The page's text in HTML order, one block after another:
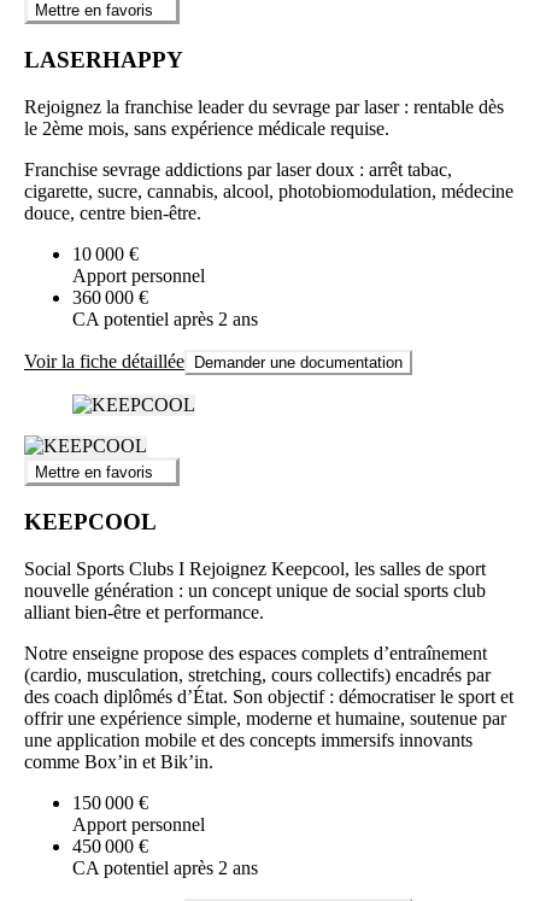
Mettre en favoris
LASERHAPPY
Rejoignez la franchise leader du sevrage par laser : rentable dès
le 2ème mois, sans expérience médicale requise.
Franchise sevrage addictions par laser doux : arrêt tabac,
cigarette, sucre, cannabis, alcool, photobiomodulation, médecine
douce, centre bien-être.
10 000 €
Apport personnel
360 000 €
CA potentiel après 2 ans
Voir la fiche détaillée Demander une documentation
Mettre en favoris
KEEPCOOL
Social Sports Clubs I Rejoignez Keepcool, les salles de sport
nouvelle génération : un concept unique de social sports club
alliant bien-être et performance.
Notre enseigne propose des espaces complets d’entraînement
(cardio, musculation, stretching, cours collectifs) encadrés par
des coach diplômés d’État. Son objectif : démocratiser le sport et
offrir une expérience simple, moderne et humaine, soutenue par
une application mobile et des concepts immersifs innovants
comme Box’in et Bik’in.
150 000 €
Apport personnel
450 000 €
CA potentiel après 2 ans